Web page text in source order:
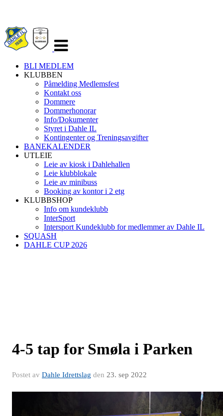
navigasjon
BLI MEDLEM
KLUBBEN
Påmelding Medlemsfest
Kontakt oss
Dommere
Dommerhonorar
Info/Dokumenter
Styret i Dahle IL
Kontingenter og Treningsavgifter
BANEKALENDER
UTLEIE
Leie av kiosk i Dahlehallen
Leie klubblokale
Leie av minibuss
Booking av kontor i 2 etg
KLUBBSHOP
Info om kundeklubb
InterSport
Intersport Kundeklubb for medlemmer av Dahle IL
SQUASH
DAHLE CUP 2026
4-5 tap for Smøla i Parken
Postet av Dahle Idrettslag den 23. sep 2022